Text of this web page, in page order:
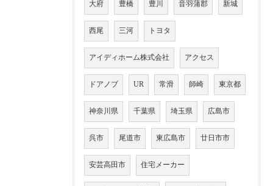
大府 豊橋 豊川 音羽蒲郡 新城
西尾 三河 トヨタ
アイディホーム株式会社 アクセス
ドアノブ UR 常滑 師崎 東京都
神奈川県 千葉県 埼玉県 広島市
呉市 尾道市 東広島市 廿日市市
安芸高田市 住宅メーカー